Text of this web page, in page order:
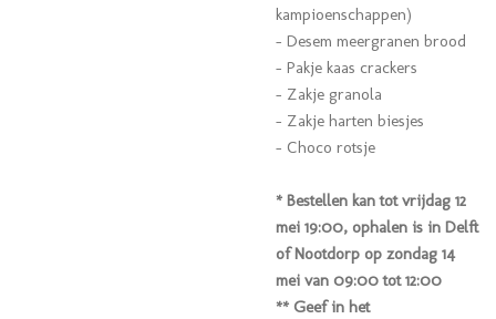
kampioenschappen)
- Desem meergranen brood
- Pakje kaas crackers
- Zakje granola
- Zakje harten biesjes
- Choco rotsje
* Bestellen kan tot vrijdag 12
mei 19:00, ophalen is in Delft
of Nootdorp op zondag 14
mei van 09:00 tot 12:00
** Geef in het